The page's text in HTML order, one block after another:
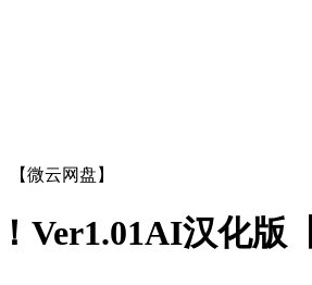
微云网盘】
Ver1.01AI汉化版